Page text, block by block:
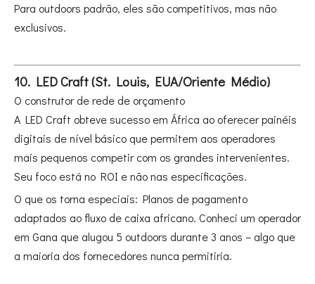
Para outdoors padrão, eles são competitivos, mas não
exclusivos.
10. LED Craft (St. Louis, EUA/Oriente Médio)
O construtor de rede de orçamento
A LED Craft obteve sucesso em África ao oferecer painéis
digitais de nível básico que permitem aos operadores
mais pequenos competir com os grandes intervenientes.
Seu foco está no ROI e não nas especificações.
O que os torna especiais: Planos de pagamento
adaptados ao fluxo de caixa africano. Conheci um operador
em Gana que alugou 5 outdoors durante 3 anos – algo que
a maioria dos fornecedores nunca permitiria.